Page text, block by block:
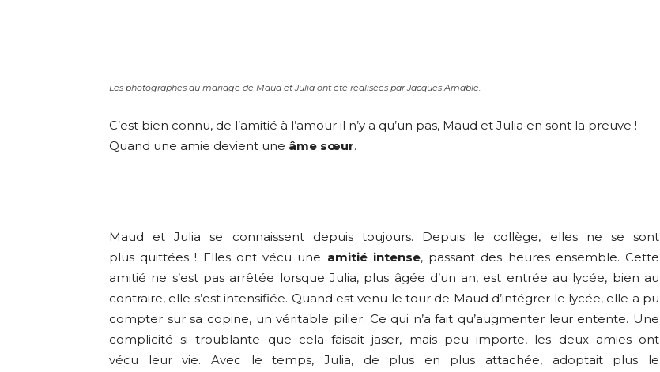
Les photographes du mariage de Maud et Julia ont été réalisées par Jacques Amable.
C’est bien connu, de l’amitié à l’amour il n’y a qu’un pas, Maud et Julia en sont la preuve !
Quand une amie devient une âme sœur.
Maud et Julia se connaissent depuis toujours. Depuis le collège, elles ne se sont
plus quittées ! Elles ont vécu une amitié intense, passant des heures ensemble. Cette
amitié ne s’est pas arrêtée lorsque Julia, plus âgée d’un an, est entrée au lycée, bien au
contraire, elle s’est intensifiée. Quand est venu le tour de Maud d’intégrer le lycée, elle a pu
compter sur sa copine, un véritable pilier. Ce qui n’a fait qu’augmenter leur entente. Une
complicité si troublante que cela faisait jaser, mais peu importe, les deux amies ont
vécu leur vie. Avec le temps, Julia, de plus en plus attachée, adoptait plus le